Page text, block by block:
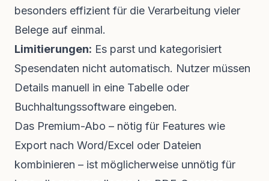
besonders effizient für die Verarbeitung vieler
Belege auf einmal.
Limitierungen: Es parst und kategorisiert
Spesendaten nicht automatisch. Nutzer müssen
Details manuell in eine Tabelle oder
Buchhaltungssoftware eingeben.
Das Premium-Abo – nötig für Features wie
Export nach Word/Excel oder Dateien
kombinieren – ist möglicherweise unnötig für